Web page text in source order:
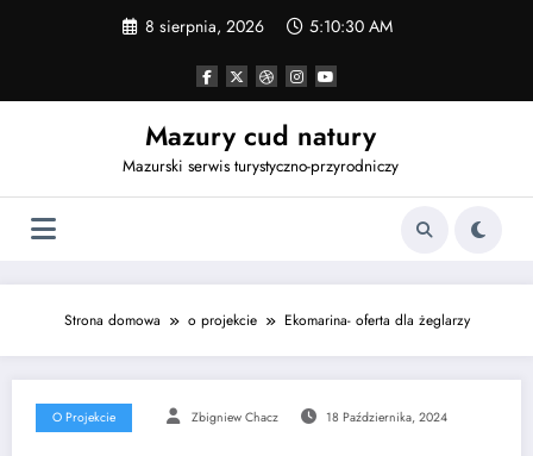
8 sierpnia, 2026 5:10:30 AM
Mazury cud natury
Mazurski serwis turystyczno-przyrodniczy
Strona domowa o projekcie Ekomarina- oferta dla żeglarzy
O Projekcie Zbigniew Chacz 18 Października, 2024